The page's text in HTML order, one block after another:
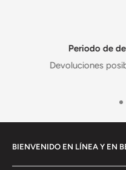
Periodo de
Devoluciones
BIENVENIDO EN LÍNEA Y EN